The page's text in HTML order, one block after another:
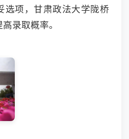
选项，甘肃政法大学陇桥
录取概率。